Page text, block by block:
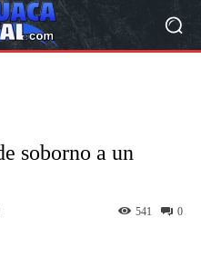
soborno a un
0
541